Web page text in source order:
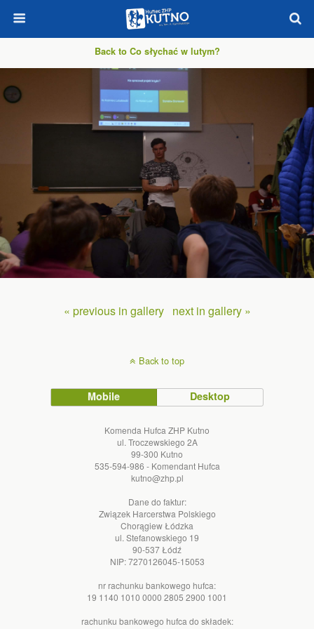
Back to Co słychać w lutym?
« previous in gallery next in gallery »
Back to top
Mobile Desktop
Komenda Hufca ZHP Kutno
ul. Troczewskiego 2A
99-300 Kutno
535-594-986 - Komendant Hufca
kutno@zhp.pl
Dane do faktur:
Związek Harcerstwa Polskiego
Chorągiew Łódzka
ul. Stefanowskiego 19
90-537 Łódź
NIP: 7270126045-15053
nr rachunku bankowego hufca:
19 1140 1010 0000 2805 2900 1001
rachunku bankowego hufca do składek: